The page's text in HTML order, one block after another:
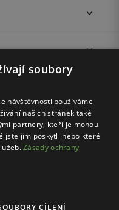
soubory
návštěvnosti používáme
našich stránek také
partnery, kteří je mohou
jste jim poskytli nebo které
Zásady ochrany
CÍLENÍ